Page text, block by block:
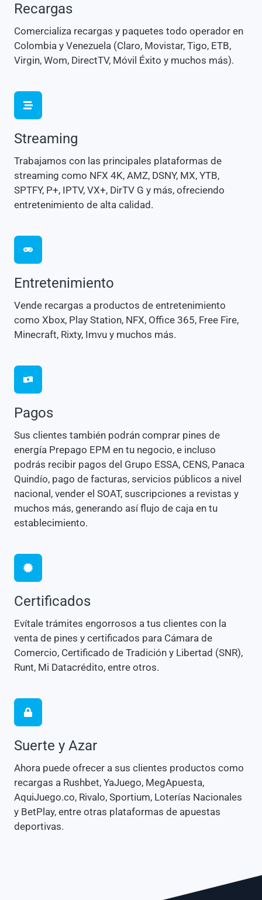
Recargas
Comercializa recargas y paquetes todo operador en
Colombia y Venezuela (Claro, Movistar, Tigo, ETB,
Virgin, Wom, DirectTV, Móvil Éxito y muchos más).
Streaming
Trabajamos con las principales plataformas de
streaming como NFX 4K, AMZ, DSNY, MX, YTB,
SPTFY, P+, IPTV, VX+, DirTV G y más, ofreciendo
entretenimiento de alta calidad.
Entretenimiento
Vende recargas a productos de entretenimiento
como Xbox, Play Station, NFX, Office 365, Free Fire,
Minecraft, Rixty, Imvu y muchos más.
Pagos
Sus clientes también podrán comprar pines de
energía Prepago EPM en tu negocio, e incluso
podrás recibir pagos del Grupo ESSA, CENS, Panaca
Quindío, pago de facturas, servicios públicos a nivel
nacional, vender el SOAT, suscripciones a revistas y
muchos más, generando así flujo de caja en tu
establecimiento.
Certificados
Evítale trámites engorrosos a tus clientes con la
venta de pines y certificados para Cámara de
Comercio, Certificado de Tradición y Libertad (SNR),
Runt, Mi Datacrédito, entre otros.
Suerte y Azar
Ahora puede ofrecer a sus clientes productos como
recargas a Rushbet, YaJuego, MegApuesta,
AquiJuego.co, Rivalo, Sportium, Loterías Nacionales
y BetPlay, entre otras plataformas de apuestas
deportivas.